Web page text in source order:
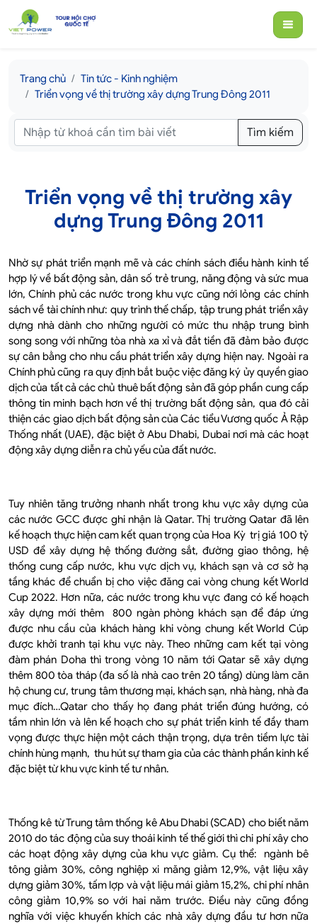
Trang chủ
Tin tức - Kinh nghiệm
Triển vọng về thị trường xây dựng Trung Đông 2011
Tìm kiếm
Triển vọng về thị trường xây
dựng Trung Đông 2011
Nhờ sự phát triển mạnh mẽ và các chính sách điều hành kinh tế
hợp lý về bất động sản, dân số trẻ trung, năng động và sức mua
lớn, Chính phủ các nước trong khu vực cũng nới lỏng các chính
sách về tài chính như: quy trình thế chấp, tập trung phát triển xây
dựng nhà dành cho những người có mức thu nhập trung bình
song song với những tòa nhà xa xỉ và đắt tiền đã đảm bảo được
sự cân bằng cho nhu cầu phát triển xây dựng hiện nay. Ngoài ra
Chính phủ cũng ra quy định bắt buộc việc đăng ký ủy quyền giao
dịch của tất cả các chủ thuê bất động sản đã góp phần cung cấp
thông tin minh bạch hơn về thị trường bất động sản, qua đó cải
thiện các giao dịch bất động sản của Các tiểu Vương quốc Ả Rập
Thống nhất (UAE), đặc biệt ở Abu Dhabi, Dubai nơi mà các hoạt
động xây dựng diễn ra chủ yếu của đất nước.
Tuy nhiên tăng trưởng nhanh nhất trong khu vực xây dựng của
các nước GCC được ghi nhận là Qatar. Thị trường Qatar đã lên
kế hoạch thực hiện cam kết quan trọng của Hoa Kỳ trị giá 100 tỷ
USD để xây dựng hệ thống đường sắt, đường giao thông, hệ
thống cung cấp nước, khu vực dịch vụ, khách sạn và cơ sở hạ
tầng khác để chuẩn bị cho việc đăng cai vòng chung kết World
Cup 2022. Hơn nữa, các nước trong khu vực đang có kế hoạch
xây dựng mới thêm 800 ngàn phòng khách sạn để đáp ứng
được nhu cầu của khách hàng khi vòng chung kết World Cúp
được khởi tranh tại khu vực này. Theo những cam kết tại vòng
đàm phán Doha thì trong vòng 10 năm tới Qatar sẽ xây dựng
thêm 800 tòa tháp (đa số là nhà cao trên 20 tầng) dùng làm căn
hộ chung cư, trung tâm thương mại, khách sạn, nhà hàng, nhà đa
mục đích…Qatar cho thấy họ đang phát triển đúng hướng, có
tầm nhìn lớn và lên kế hoạch cho sự phát triển kinh tế đầy tham
vọng được thực hiện một cách thận trọng, dựa trên tiềm lực tài
chính hùng mạnh, thu hút sự tham gia của các thành phần kinh kế
đặc biệt từ khu vực kinh tế tư nhân.
Thống kê từ Trung tâm thống kê Abu Dhabi (SCAD) cho biết năm
2010 do tác động của suy thoái kinh tế thế giới thì chi phí xây cho
các hoạt động xây dựng của khu vực giảm. Cụ thể: ngành bê
tông giảm 30%, công nghiệp xi măng giảm 12,9%, vật liệu xây
dựng giảm 30%, tấm lợp và vật liệu mái giảm 15,2%, chi phí nhân
công giảm 10,9% so với hai năm trước. Điều này cũng đồng
nghĩa với việc khuyến khích các nhà xây dựng đầu tư hơn nữa